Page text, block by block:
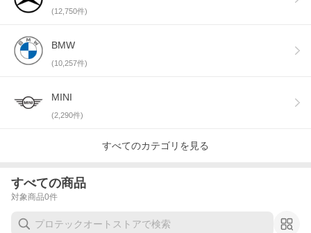
(12,750件)
BMW
(10,257件)
MINI
(2,290件)
すべてのカテゴリを見る
すべての商品
対象商品0件